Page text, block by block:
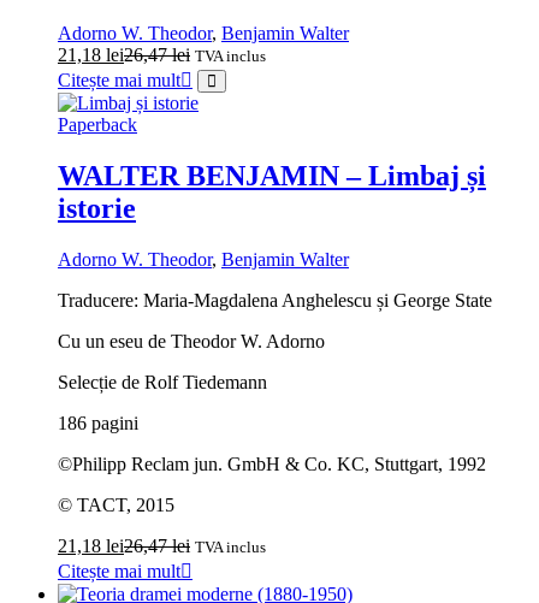
Adorno W. Theodor, Benjamin Walter
21,18 lei26,47lei TVA inclus
Citește mai mult
Paperback
WALTER BENJAMIN – Limbaj și
istorie
Adorno W. Theodor, Benjamin Walter
Traducere: Maria-Magdalena Anghelescu și George State
Cu un eseu de Theodor W. Adorno
Selecție de Rolf Tiedemann
186 pagini
©Philipp Reclam jun. GmbH & Co. KC, Stuttgart, 1992
© TACT, 2015
21,18 lei26,47lei TVA inclus
Citește mai mult